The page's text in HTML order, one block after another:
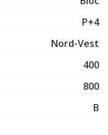
P+4
Nord-Vest
400
800
B